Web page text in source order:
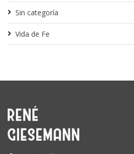
Sin categoría
Vida de Fe